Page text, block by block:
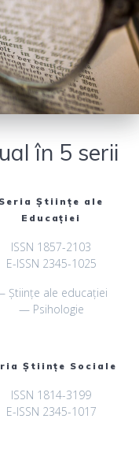
în 5 serii
Seria Ştiinţe ale
Educaţiei
ISSN 1857-2103
E-ISSN 2345-1025
Științe ale educației
— Psihologie
Ştiinţe Sociale
ISSN 1814-3199
E-ISSN 2345-1017